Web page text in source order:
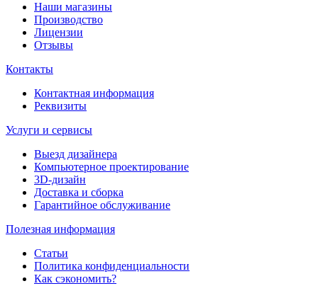
Наши магазины
Производство
Лицензии
Отзывы
Контакты
Контактная информация
Реквизиты
Услуги и сервисы
Выезд дизайнера
Компьютерное проектирование
3D-дизайн
Доставка и сборка
Гарантийное обслуживание
Полезная информация
Статьи
Политика конфиденциальности
Как сэкономить?